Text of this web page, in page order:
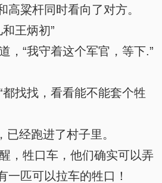
高粱杆同时看向了对方。
王炳初”
“我守着这个军官，等下.”
找找，看看能不能套个牲
经跑进了村子里。
，牲口车，他们确实可以弄
匹可以拉车的牲口！